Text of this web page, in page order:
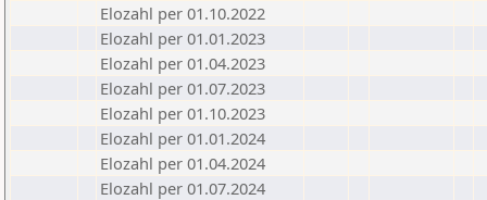
Elozahl per 01.10.2022
Elozahl per 01.01.2023
Elozahl per 01.04.2023
Elozahl per 01.07.2023
Elozahl per 01.10.2023
Elozahl per 01.01.2024
Elozahl per 01.04.2024
Elozahl per 01.07.2024